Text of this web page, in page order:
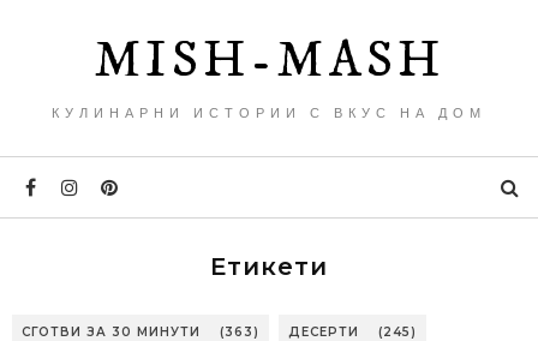
MISH-MASH
КУЛИНАРНИ ИСТОРИИ С ВКУС НА ДОМ
Етикети
СГОТВИ ЗА 30 МИНУТИ (363) ДЕСЕРТИ (245)